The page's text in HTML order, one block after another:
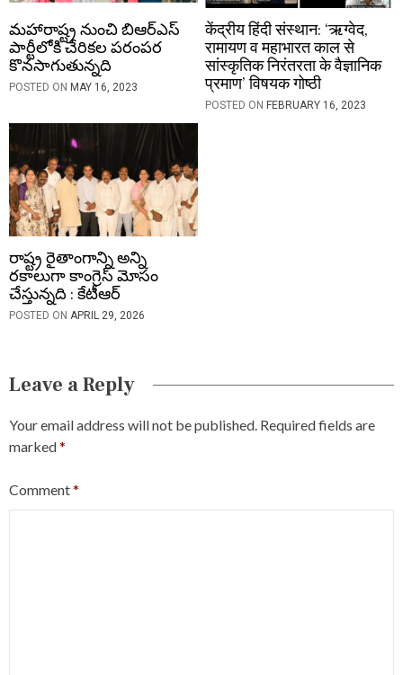
మహారాష్ట్ర నుంచి బిఆర్ఎస్
పార్టీలోకి చేరికల పరంపర
కొనసాగుతున్నది
POSTED ON MAY 16, 2023
केंद्रीय हिंदी संस्थान: ‘ऋग्वेद,
रामायण व महाभारत काल से
सांस्कृतिक निरंतरता के वैज्ञानिक
प्रमाण’ विषयक गोष्ठी
POSTED ON FEBRUARY 16, 2023
రాష్ట్ర రైతాంగాన్ని అన్ని
రకాలుగా కాంగ్రెస్ మోసం
చేస్తున్నది : కేటీఆర్
POSTED ON APRIL 29, 2026
Leave a Reply
Your email address will not be published. Required fields are
marked*
Comment*